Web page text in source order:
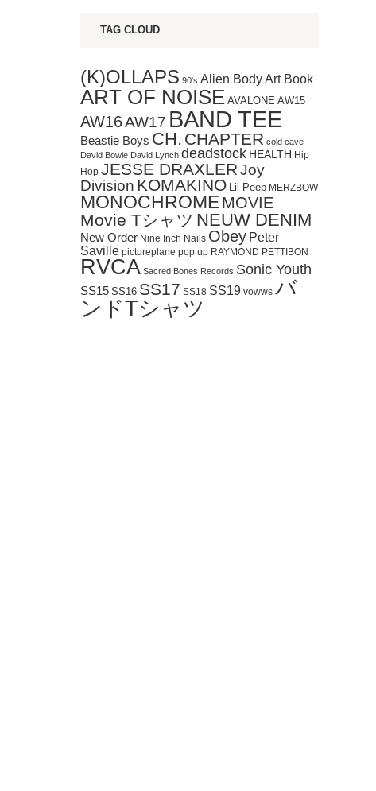
TAG CLOUD
(K)OLLAPS 90's Alien BodyArt Book
ART OF NOISE AVALONE AW15
AW16AW17 BAND TEE
Beastie Boys CH. CHAPTER cold cave
David Bowie David Lynch deadstock HEALTH Hip
Hop JESSE DRAXLERJoy
Division KOMAKINO Lil Peep MERZBOW
MONOCHROMEMOVIE
Movie Tシャツ NEUW DENIM
New Order Nine Inch Nails Obey Peter
Saville pictureplane pop up RAYMOND PETTIBON
RVCA Sacred Bones Records Sonic Youth
SS15 SS16 SS17 SS18 SS19 vowws バ
ンドTシャツ